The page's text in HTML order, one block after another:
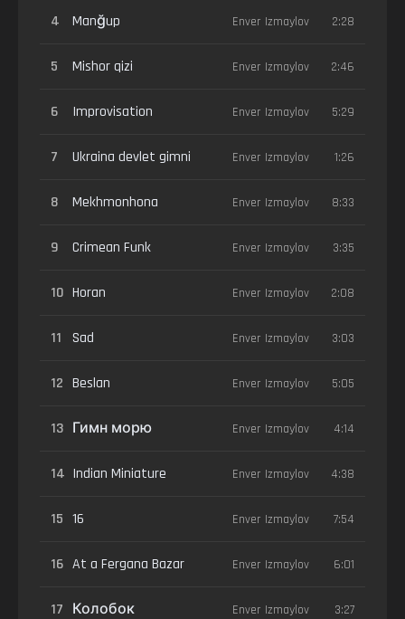
4 Manğup Enver Izmaylov 2:28
5 Mishor qizi Enver Izmaylov 2:46
6 Improvisation Enver Izmaylov 5:29
7 Ukraina devlet gimni Enver Izmaylov 1:26
8 Mekhmonhona Enver Izmaylov 8:33
9 Crimean Funk Enver Izmaylov 3:35
10 Horan Enver Izmaylov 2:08
11 Sad Enver Izmaylov 3:03
12 Beslan Enver Izmaylov 5:05
13 Гимн морю Enver Izmaylov 4:14
14 Indian Miniature Enver Izmaylov 4:38
15 16 Enver Izmaylov 7:54
16 At a Fergana Bazar Enver Izmaylov 6:01
17 Колобок Enver Izmaylov 3:27